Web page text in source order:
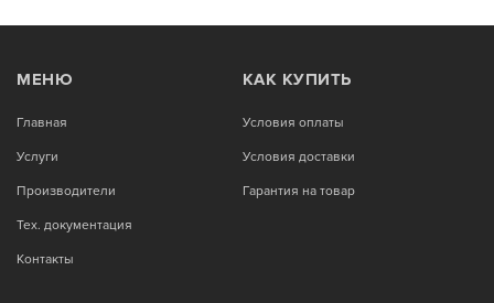
МЕНЮ
Главная
Услуги
Производители
Тех. документация
Контакты
КАК КУПИТЬ
Условия оплаты
Условия доставки
Гарантия на товар